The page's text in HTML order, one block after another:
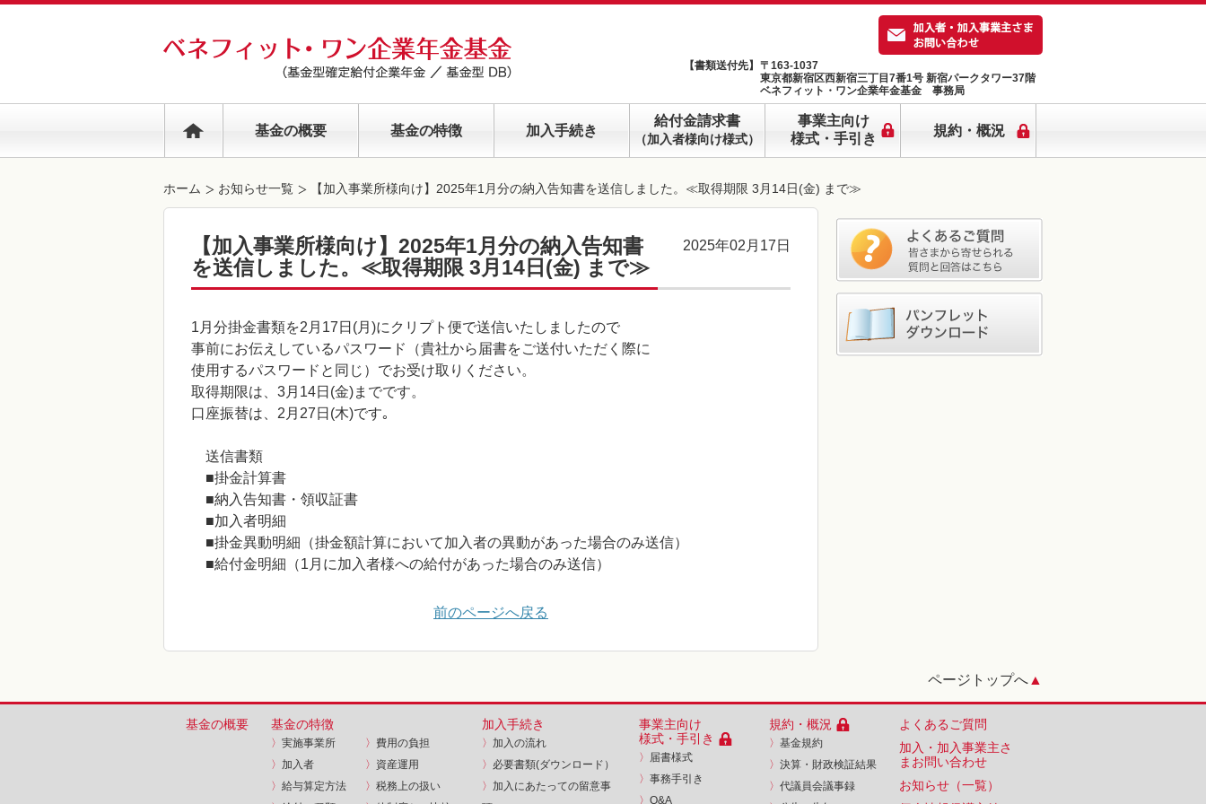
【書類送付先】 〒163-1037
東京都新宿区西新宿三丁目7番1号 新宿パークタワー37階
ベネフィット・ワン企業年金基金 事務局
基金の概要 基金の特徴 加入手続き
給付金請求書
（加入者様向け様式）
事業主向け
様式・手引き
規約・概況
ホーム お知らせ一覧 【加入事業所様向け】2025年1月分の納入告知書を送信しました。≪取得期限 3月14日(金) まで≫
【加入事業所様向け】2025年1月分の納入告知書
を送信しました。≪取得期限 3月14日(金) まで≫
2025年02月17日
1月分掛金書類を2月17日(月)にクリプト便で送信いたしましたので
事前にお伝えしているパスワード（貴社から届書をご送付いただく際に
使用するパスワードと同じ）でお受け取りください。
取得期限は、3月14日(金)までです。
口座振替は、2月27日(木)です｡
送信書類
■掛金計算書
■納入告知書・領収証書
■加入者明細
■掛金異動明細（掛金額計算において加入者の異動があった場合のみ送信）
■給付金明細（1月に加入者様への給付があった場合のみ送信）
前のページへ戻る
ページトップへ ▲
基金の概要 基金の特徴
〉 実施事業所 〉 費用の負担
〉 加入者 〉 資産運用
〉 給与算定方法 〉 税務上の扱い
加入手続き
〉 加入の流れ
〉 必要書類(ダウンロード）
〉 加入にあたっての留意事
事業主向け
様式・手引き
〉
届書様式
〉 事務手引き
〉 Q&A
規約・概況
〉 基金規約
〉 決算・財政検証結果
〉 代議員会議事録
よくあるご質問
加入・加入事業主さ
まお問い合わせ
お知らせ（一覧）